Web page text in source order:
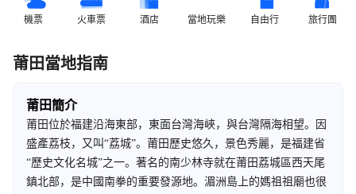
機票 火車票 酒店 當地玩樂 自由行 旅行團
莆田當地指南
莆田簡介
莆田位於福建沿海東部，東面台灣海峽，與台灣隔海相望。因
盛產荔枝，又叫“荔城”。莆田歷史悠久，景色秀麗，是福建省
“歷史文化名城”之一。著名的南少林寺就在莆田荔城區西天尾
鎮北部，是中國南拳的重要發源地。湄洲島上的媽祖祖廟也很